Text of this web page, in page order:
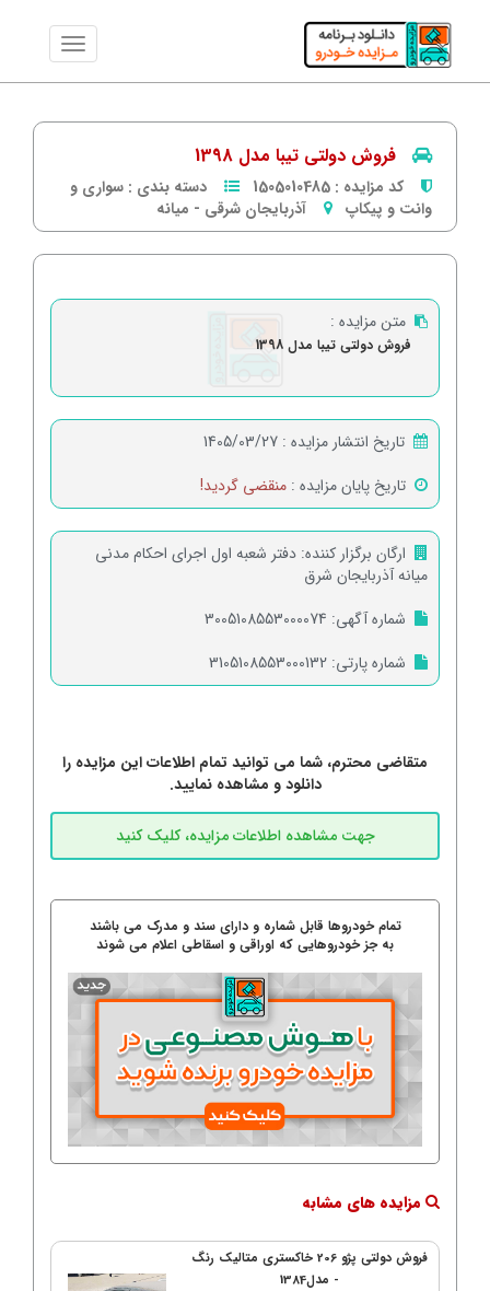
فروش دولتی تیبا مدل 1398
کد مزایده : 1505010485 دسته بندی : سواری و
وانت و پیکاپ
آذربایجان شرقی - میانه
متن مزایده :
فروش دولتی تیبا مدل 1398
تاریخ انتشار مزایده : 1405/03/27
تاریخ پایان مزایده : منقضی گردید!
ارگان برگزار کننده: دفتر شعبه اول اجرای احکام مدنی
میانه آذربایجان شرق
شماره آگهی: 3005108553000074
شماره پارتی: 3105108553000132
متقاضی محترم، شما می توانید تمام اطلاعات این مزایده را
دانلود و مشاهده نمایید.
تمام خودروها قابل شماره و دارای سند و مدرک می باشند
به جز خودروهایی که اوراقی و اسقاطی اعلام می شوند
مزایده های مشابه
فروش دولتی پژو 206 خاکستری متالیک رنگ
- مدل1384